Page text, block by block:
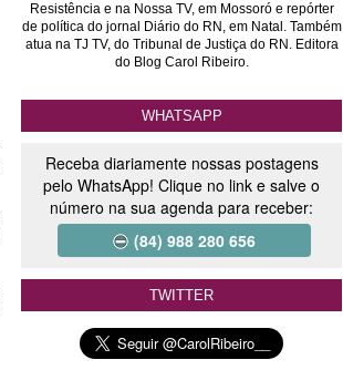
Resistência e na Nossa TV, em Mossoró e repórter
de política do jornal Diário do RN, em Natal. Também
atua na TJ TV, do Tribunal de Justiça do RN. Editora
do Blog Carol Ribeiro.
WHATSAPP
Receba diariamente nossas postagens
pelo WhatsApp! Clique no link e salve o
número na sua agenda para receber:
(84) 988 280 656
TWITTER